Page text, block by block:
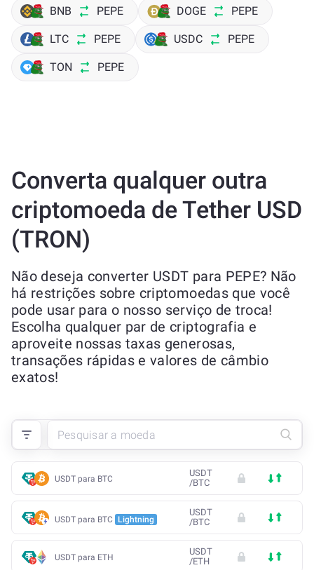
BNB PEPE DOGE PEPE
LTC PEPE USDC PEPE
TON PEPE
Converta qualquer outra
criptomoeda de Tether USD
(TRON)
Não deseja converter USDT para PEPE? Não
há restrições sobre criptomoedas que você
pode usar para o nosso serviço de troca!
Escolha qualquer par de criptografia e
aproveite nossas taxas generosas,
transações rápidas e valores de câmbio
exatos!
USDT para BTC
USDT
/BTC
USDT para BTC Lightning
USDT
/BTC
USDT para ETH
USDT
/ETH